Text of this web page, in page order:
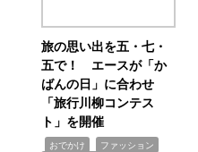
旅の思い出を五・七・
五で！ エースが「か
ばんの日」に合わせ
「旅行川柳コンテス
ト」を開催
おでかけ ファッション